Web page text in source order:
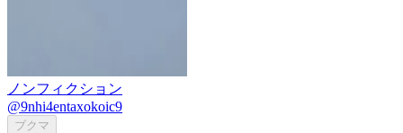
ノンフィクション
@9nhi4entaxokoic9
ブクマ